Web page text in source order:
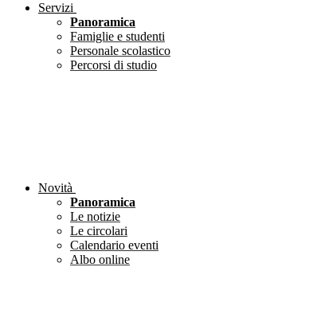
Servizi
Panoramica
Famiglie e studenti
Personale scolastico
Percorsi di studio
Novità
Panoramica
Le notizie
Le circolari
Calendario eventi
Albo online